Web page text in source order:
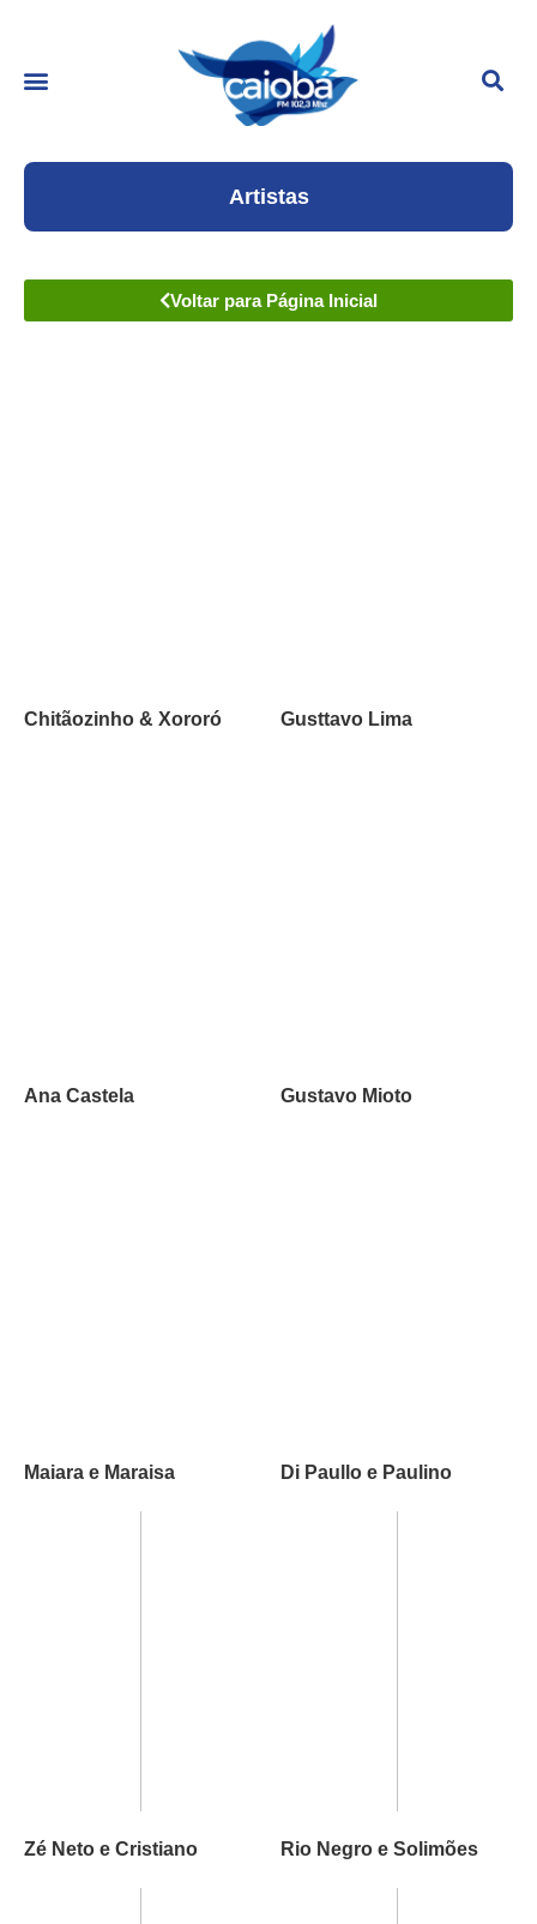
Artistas
Voltar para Página Inicial
Chitãozinho & Xororó Gusttavo Lima
Ana Castela Gustavo Mioto
Maiara e Maraisa Di Paullo e Paulino
Zé Neto e Cristiano Rio Negro e Solimões